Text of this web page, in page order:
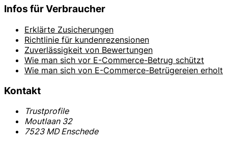
Infos für Verbraucher
Erklärte Zusicherungen
Richtlinie für kundenrezensionen
Zuverlässigkeit von Bewertungen
Wie man sich vor E-Commerce-Betrug schützt
Wie man sich von E-Commerce-Betrügereien erholt
Kontakt
Trustprofile
Moutlaan 32
7523 MD Enschede